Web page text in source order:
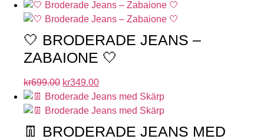
🤍 BRODERADE JEANS –
ZABAIONE 🤍
kr699.00 kr349.00
👖 BRODERADE JEANS MED